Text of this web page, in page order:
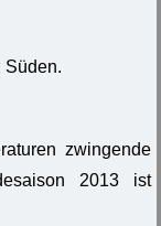
Süden.
zwingende
2013 ist